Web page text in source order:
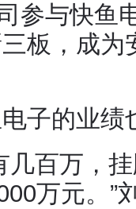
参与快鱼
板，成
子的业绩
几百万，
万元。”